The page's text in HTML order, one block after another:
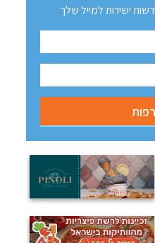
ישירות למייל שלך